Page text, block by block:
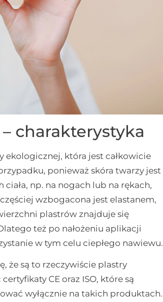
charakterystyka
ekologicznej, która jest całkowicie
ponieważ skóra twarzy jest
np. na nogach lub na rękach,
wzbogacona jest elastanem,
plastrów znajduje się
też po nałożeniu aplikacji
w tym celu ciepłego nawiewu.
że są to rzeczywiście plastry
CE oraz ISO, które są
wyłącznie na takich produktach.